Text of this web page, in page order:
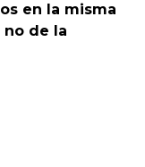
en la misma
no de la